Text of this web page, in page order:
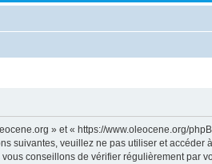
» et « https://www.oleocene.org/
suivantes, veuillez ne pas utiliser et
conseillons de vérifier régulièrement par